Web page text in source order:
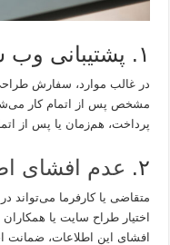
۱. پشتیبانی وب سایت
در غالب موارد، سفارش
مشخص پس از اتمام کار
پرداخت، هم‌زمان یا پس از
۲. عدم افشای
متقاضی یا کارفرما می‌تواند
اختیار طراح سایت یا
افشای این اطلاعات، ضمانت